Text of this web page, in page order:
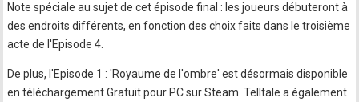
Note spéciale au sujet de cet épisode final : les joueurs débuteront à
des endroits différents, en fonction des choix faits dans le troisième
acte de l'Episode 4.
De plus, l'Episode 1 : 'Royaume de l'ombre' est désormais disponible
en téléchargement Gratuit pour PC sur Steam. Telltale a également